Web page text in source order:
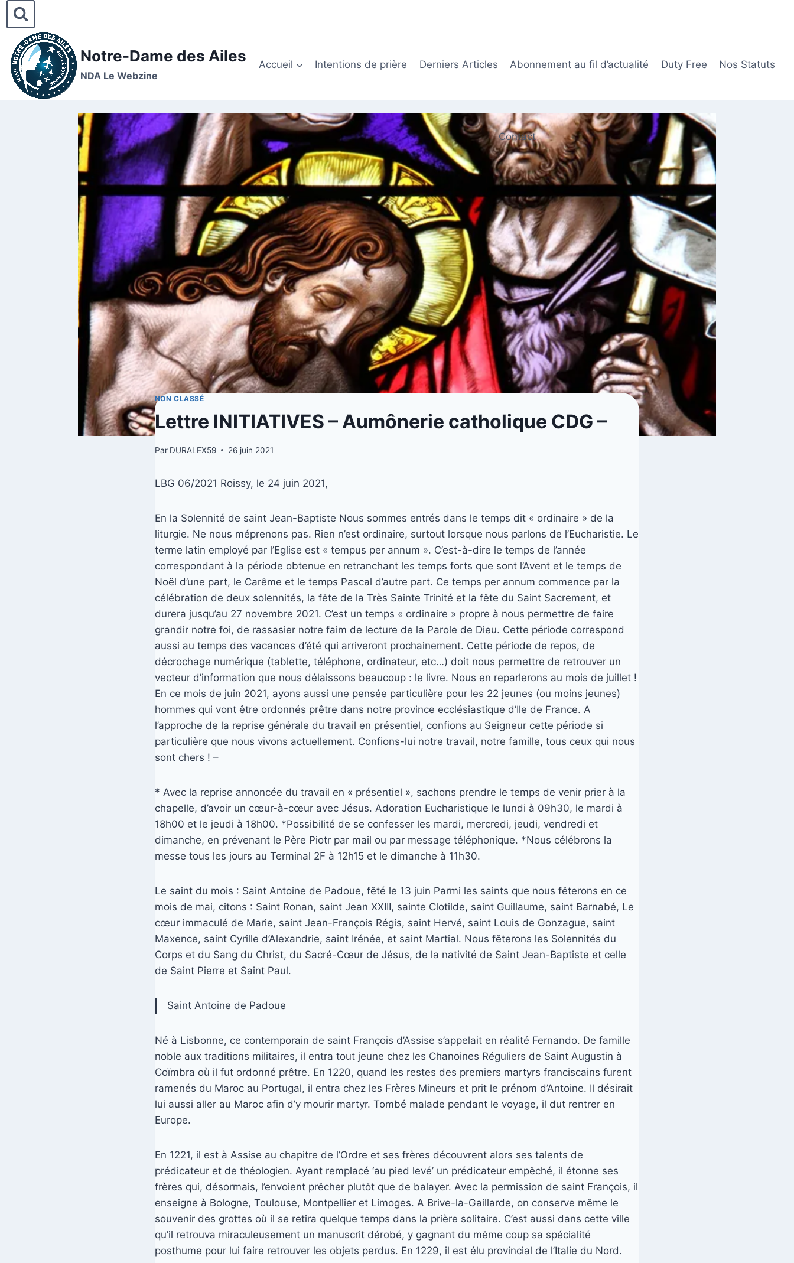
Notre-Dame des Ailes
NDA Le Webzine
Accueil Intentions de prière Derniers Articles Abonnement au fil d’actualité Duty Free Nos Statuts
Contact
NON CLASSÉ
Lettre INITIATIVES – Aumônerie catholique CDG –
Par DURALEX59 26 juin 2021
LBG 06/2021 Roissy, le 24 juin 2021,
En la Solennité de saint Jean-Baptiste Nous sommes entrés dans le temps dit « ordinaire » de la
liturgie. Ne nous méprenons pas. Rien n’est ordinaire, surtout lorsque nous parlons de l’Eucharistie. Le
terme latin employé par l’Eglise est « tempus per annum ». C’est-à-dire le temps de l’année
correspondant à la période obtenue en retranchant les temps forts que sont l’Avent et le temps de
Noël d’une part, le Carême et le temps Pascal d’autre part. Ce temps per annum commence par la
célébration de deux solennités, la fête de la Très Sainte Trinité et la fête du Saint Sacrement, et
durera jusqu’au 27 novembre 2021. C’est un temps « ordinaire » propre à nous permettre de faire
grandir notre foi, de rassasier notre faim de lecture de la Parole de Dieu. Cette période correspond
aussi au temps des vacances d’été qui arriveront prochainement. Cette période de repos, de
décrochage numérique (tablette, téléphone, ordinateur, etc…) doit nous permettre de retrouver un
vecteur d’information que nous délaissons beaucoup : le livre. Nous en reparlerons au mois de juillet !
En ce mois de juin 2021, ayons aussi une pensée particulière pour les 22 jeunes (ou moins jeunes)
hommes qui vont être ordonnés prêtre dans notre province ecclésiastique d’Ile de France. A
l’approche de la reprise générale du travail en présentiel, confions au Seigneur cette période si
particulière que nous vivons actuellement. Confions-lui notre travail, notre famille, tous ceux qui nous
sont chers ! –
* Avec la reprise annoncée du travail en « présentiel », sachons prendre le temps de venir prier à la
chapelle, d’avoir un cœur-à-cœur avec Jésus. Adoration Eucharistique le lundi à 09h30, le mardi à
18h00 et le jeudi à 18h00. *Possibilité de se confesser les mardi, mercredi, jeudi, vendredi et
dimanche, en prévenant le Père Piotr par mail ou par message téléphonique. *Nous célébrons la
messe tous les jours au Terminal 2F à 12h15 et le dimanche à 11h30.
Le saint du mois : Saint Antoine de Padoue, fêté le 13 juin Parmi les saints que nous fêterons en ce
mois de mai, citons : Saint Ronan, saint Jean XXIII, sainte Clotilde, saint Guillaume, saint Barnabé, Le
cœur immaculé de Marie, saint Jean-François Régis, saint Hervé, saint Louis de Gonzague, saint
Maxence, saint Cyrille d’Alexandrie, saint Irénée, et saint Martial. Nous fêterons les Solennités du
Corps et du Sang du Christ, du Sacré-Cœur de Jésus, de la nativité de Saint Jean-Baptiste et celle
de Saint Pierre et Saint Paul.
Saint Antoine de Padoue
Né à Lisbonne, ce contemporain de saint François d’Assise s’appelait en réalité Fernando. De famille
noble aux traditions militaires, il entra tout jeune chez les Chanoines Réguliers de Saint Augustin à
Coïmbra où il fut ordonné prêtre. En 1220, quand les restes des premiers martyrs franciscains furent
ramenés du Maroc au Portugal, il entra chez les Frères Mineurs et prit le prénom d’Antoine. Il désirait
lui aussi aller au Maroc afin d’y mourir martyr. Tombé malade pendant le voyage, il dut rentrer en
Europe.
En 1221, il est à Assise au chapitre de l’Ordre et ses frères découvrent alors ses talents de
prédicateur et de théologien. Ayant remplacé ‘au pied levé’ un prédicateur empêché, il étonne ses
frères qui, désormais, l’envoient prêcher plutôt que de balayer. Avec la permission de saint François, il
enseigne à Bologne, Toulouse, Montpellier et Limoges. A Brive-la-Gaillarde, on conserve même le
souvenir des grottes où il se retira quelque temps dans la prière solitaire. C’est aussi dans cette ville
qu’il retrouva miraculeusement un manuscrit dérobé, y gagnant du même coup sa spécialité
posthume pour lui faire retrouver les objets perdus. En 1229, il est élu provincial de l’Italie du Nord.